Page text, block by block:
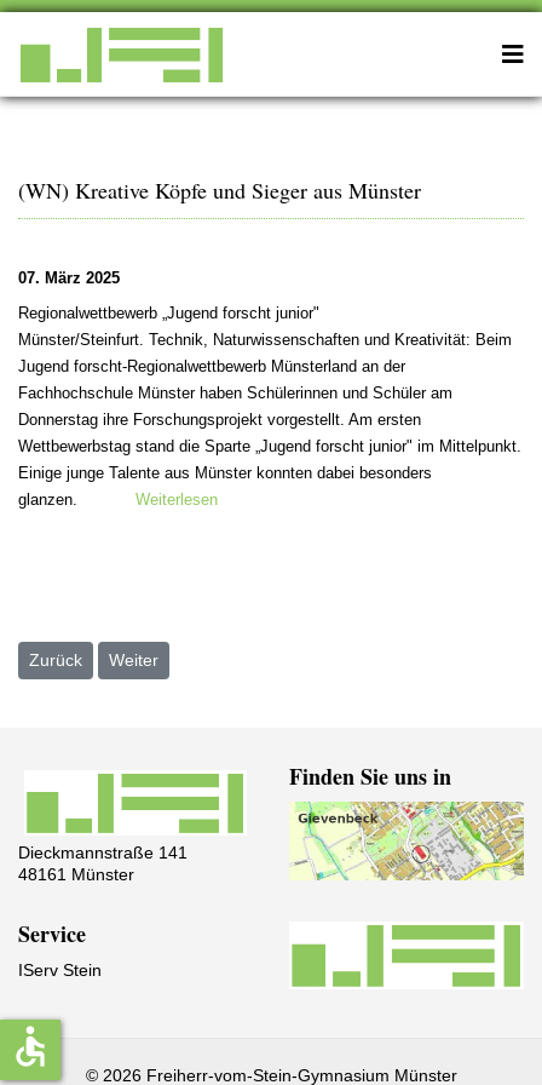
(WN) Kreative Köpfe und Sieger aus Münster
07. März 2025
Regionalwettbewerb „Jugend forscht junior"
Münster/Steinfurt. Technik, Naturwissenschaften und Kreativität: Beim
Jugend forscht-Regionalwettbewerb Münsterland an der
Fachhochschule Münster haben Schülerinnen und Schüler am
Donnerstag ihre Forschungsprojekt vorgestellt. Am ersten
Wettbewerbstag stand die Sparte „Jugend forscht junior" im Mittelpunkt.
Einige junge Talente aus Münster konnten dabei besonders
glanzen. Weiterlesen
Vorheriger Beitrag: Bunte Karnevalsparty für die Jahrgänge 5–7
Zurück Nächster Beitrag: Gemeinsam sind wir stark
Weiter
Dieckmannstraße 141
48161 Münster
Finden Sie uns in
Service
IServ Stein
© 2026 Freiherr-vom-Stein-Gymnasium Münster
accessible